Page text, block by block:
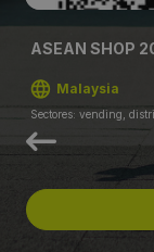
ASEAN SHOP
Malaysia
Sectores: vending,